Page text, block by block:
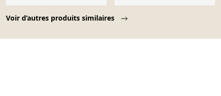
Voir d’autres produits similaires